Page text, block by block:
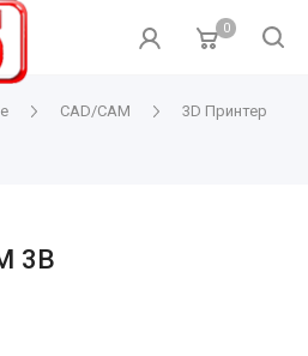
0
CAD/CAM 3D Принтер
3B